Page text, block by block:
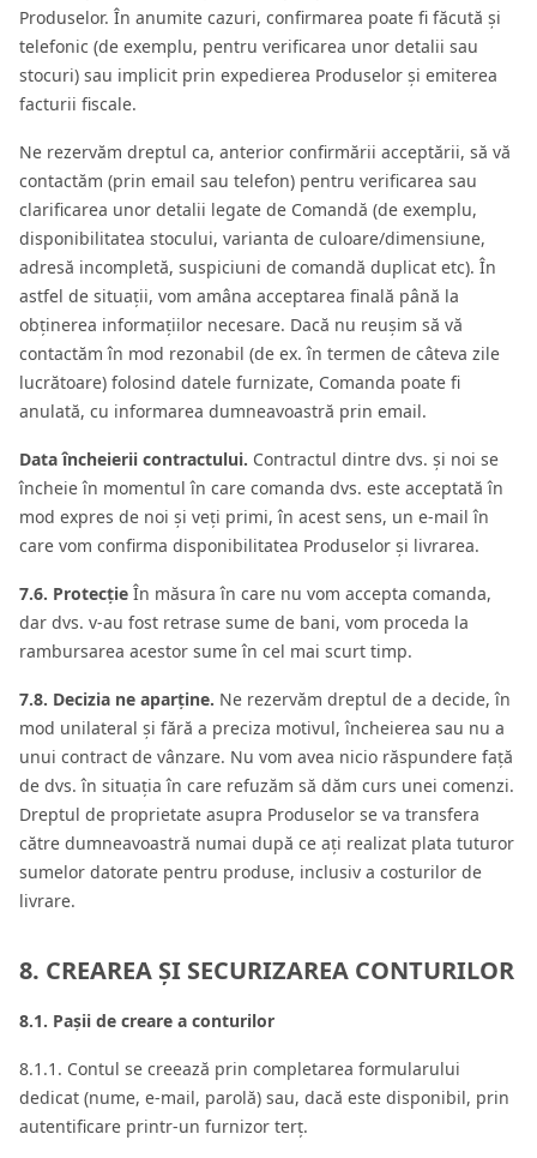
Produselor. În anumite cazuri, confirmarea poate fi făcută și
telefonic (de exemplu, pentru verificarea unor detalii sau
stocuri) sau implicit prin expedierea Produselor și emiterea
facturii fiscale.
Ne rezervăm dreptul ca, anterior confirmării acceptării, să vă
contactăm (prin email sau telefon) pentru verificarea sau
clarificarea unor detalii legate de Comandă (de exemplu,
disponibilitatea stocului, varianta de culoare/dimensiune,
adresă incompletă, suspiciuni de comandă duplicat etc). În
astfel de situații, vom amâna acceptarea finală până la
obținerea informațiilor necesare. Dacă nu reușim să vă
contactăm în mod rezonabil (de ex. în termen de câteva zile
lucrătoare) folosind datele furnizate, Comanda poate fi
anulată, cu informarea dumneavoastră prin email.
Data încheierii contractului. Contractul dintre dvs. și noi se
încheie în momentul în care comanda dvs. este acceptată în
mod expres de noi și veți primi, în acest sens, un e-mail în
care vom confirma disponibilitatea Produselor și livrarea.
7.6. Protecție În măsura în care nu vom accepta comanda,
dar dvs. v-au fost retrase sume de bani, vom proceda la
rambursarea acestor sume în cel mai scurt timp.
7.8. Decizia ne aparține. Ne rezervăm dreptul de a decide, în
mod unilateral și fără a preciza motivul, încheierea sau nu a
unui contract de vânzare. Nu vom avea nicio răspundere față
de dvs. în situația în care refuzăm să dăm curs unei comenzi.
Dreptul de proprietate asupra Produselor se va transfera
către dumneavoastră numai după ce ați realizat plata tuturor
sumelor datorate pentru produse, inclusiv a costurilor de
livrare.
8. CREAREA ȘI SECURIZAREA CONTURILOR
8.1. Pașii de creare a conturilor
8.1.1. Contul se creează prin completarea formularului
dedicat (nume, e‑mail, parolă) sau, dacă este disponibil, prin
autentificare printr‑un furnizor terț.